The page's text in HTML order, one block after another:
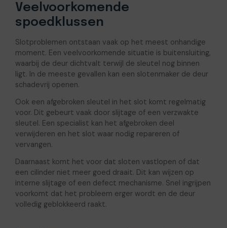
Veelvoorkomende
spoedklussen
Slotproblemen ontstaan vaak op het meest onhandige
moment. Een veelvoorkomende situatie is buitensluiting,
waarbij de deur dichtvalt terwijl de sleutel nog binnen
ligt. In de meeste gevallen kan een slotenmaker de deur
schadevrij openen.
Ook een afgebroken sleutel in het slot komt regelmatig
voor. Dit gebeurt vaak door slijtage of een verzwakte
sleutel. Een specialist kan het afgebroken deel
verwijderen en het slot waar nodig repareren of
vervangen.
Daarnaast komt het voor dat sloten vastlopen of dat
een cilinder niet meer goed draait. Dit kan wijzen op
interne slijtage of een defect mechanisme. Snel ingrijpen
voorkomt dat het probleem erger wordt en de deur
volledig geblokkeerd raakt.